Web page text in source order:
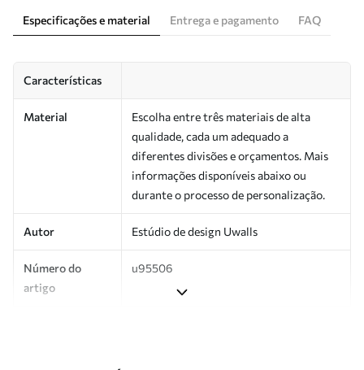
Especificações e material Entrega e pagamento FAQ
Características
Material
Escolha entre três materiais de alta
qualidade, cada um adequado a
diferentes divisões e orçamentos. Mais
informações disponíveis abaixo ou
durante o processo de personalização.
Autor Estúdio de design Uwalls
Número do
artigo
u95506